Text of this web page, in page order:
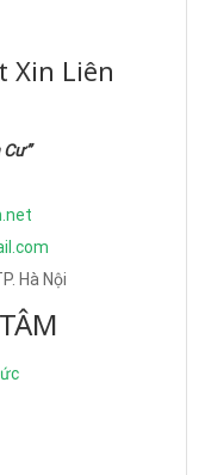
Xin Liên
Hà Nội